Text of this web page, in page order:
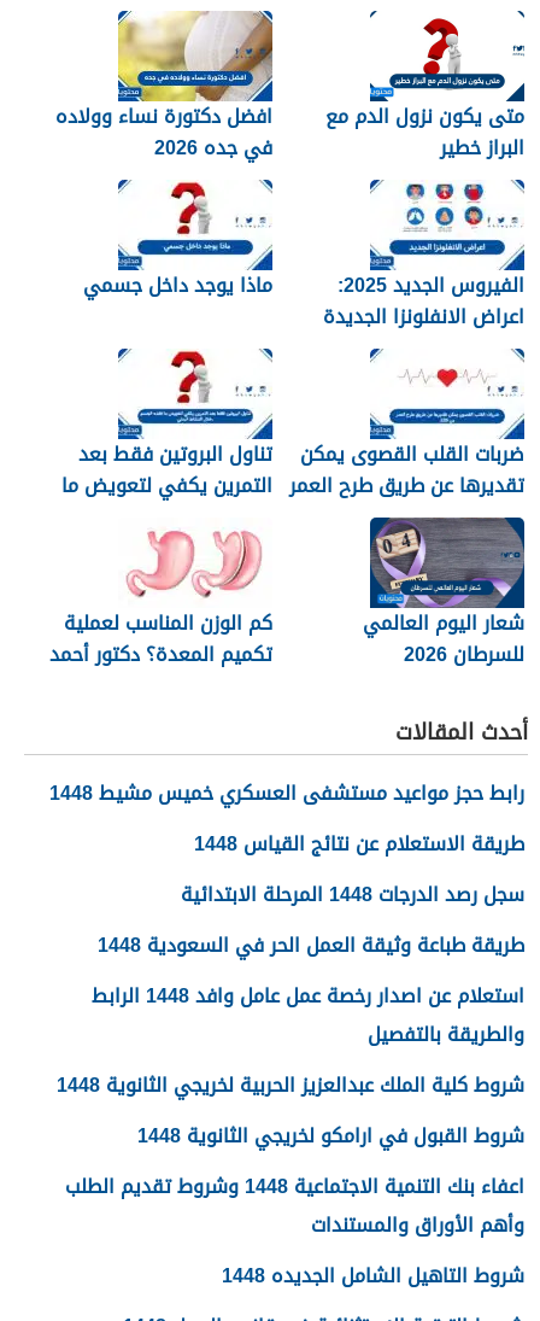
متى يكون نزول الدم مع
البراز خطير
افضل دكتورة نساء وولاده
في جده 2026
الفيروس الجديد 2025:
اعراض الانفلونزا الجديدة
وطرق العلاج
ماذا يوجد داخل جسمي
ضربات القلب القصوى يمكن
تقديرها عن طريق طرح العمر
من 220
تناول البروتين فقط بعد
التمرين يكفي لتعويض ما
البدني
شعار اليوم العالمي
للسرطان 2026
كم الوزن المناسب لعملية
تكميم المعدة؟ دكتور أحمد
أحدث المقالات
رابط حجز مواعيد مستشفى العسكري خميس مشيط 1448
طريقة الاستعلام عن نتائج القياس 1448
سجل رصد الدرجات 1448 المرحلة الابتدائية
طريقة طباعة وثيقة العمل الحر في السعودية 1448
استعلام عن اصدار رخصة عمل عامل وافد 1448 الرابط
والطريقة بالتفصيل
شروط كلية الملك عبدالعزيز الحربية لخريجي الثانوية 1448
شروط القبول في ارامكو لخريجي الثانوية 1448
اعفاء بنك التنمية الاجتماعية 1448 وشروط تقديم الطلب
وأهم الأوراق والمستندات
شروط التاهيل الشامل الجديده 1448